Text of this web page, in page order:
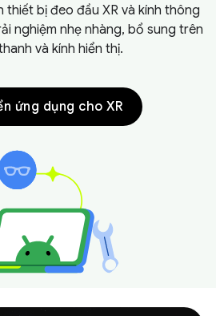
bị đeo đầu XR và kính thông
nghiệm nhẹ nhàng, bổ sung trên
và kính hiển thị.
ứng dụng cho XR